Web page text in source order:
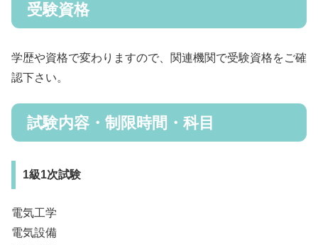
受験資格
学歴や資格で変わりますので、関連機関で受験資格をご確
認下さい。
試験内容・制限時間・科目
1級1次試験
電気工学
電気設備